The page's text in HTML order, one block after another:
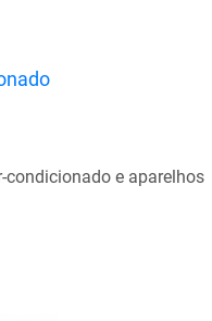
condicionado e aparelhos